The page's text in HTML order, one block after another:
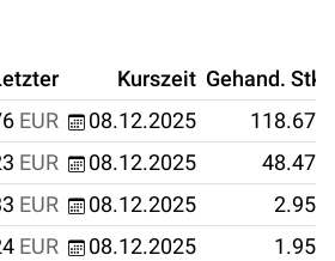
Kurszeit Gehand. Stk.
EUR 08.12.2025
118.677
EUR 08.12.2025
48.474
EUR 08.12.2025
2.958
EUR 08.12.2025
1.953